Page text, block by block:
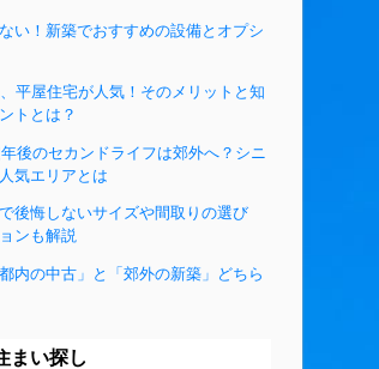
い！新築でおすすめの設備とオプシ
平屋住宅が人気！そのメリットと知
トとは？
年後のセカンドライフは郊外へ？シニ
気エリアとは
後悔しないサイズや間取りの選び
ンも解説
内の中古」と「郊外の新築」どちら
まい探し